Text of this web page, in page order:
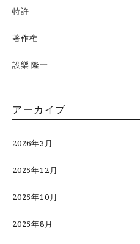
特許
著作権
設樂 隆一
アーカイブ
2026年3月
2025年12月
2025年10月
2025年8月